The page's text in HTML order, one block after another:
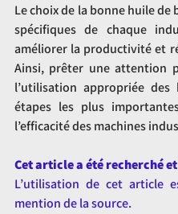
Le choix de la bonne huile de
spécifiques de chaque
améliorer la productivité et
Ainsi, prêter une attention
l’utilisation appropriée
étapes les plus
l’efficacité des machines
Cet article a été recherché
L’utilisation de cet article
mention de la source.